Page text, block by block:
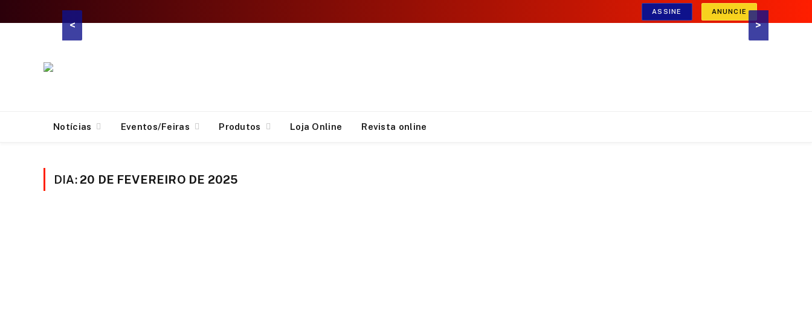
ASSINE ANUNCIE
>
<
Notícias Eventos/Feiras Produtos Loja Online Revista online
DIA: 20 DE FEVEREIRO DE 2025